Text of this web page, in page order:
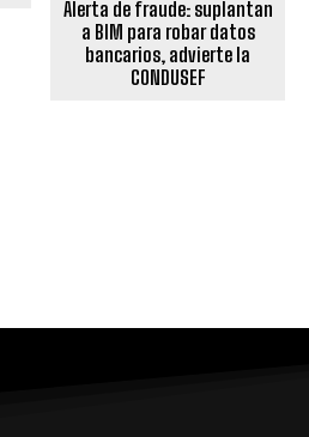
Alerta de fraude: suplantan
a BIM para robar datos
bancarios, advierte la
CONDUSEF